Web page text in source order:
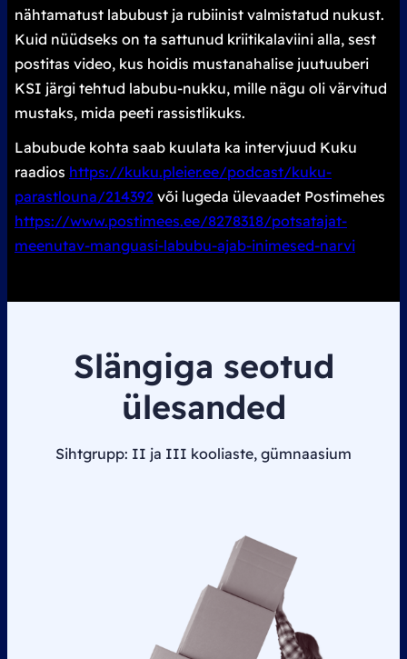
nähtamatust labubust ja rubiinist valmistatud nukust.
Kuid nüüdseks on ta sattunud kriitikalaviini alla, sest
postitas video, kus hoidis mustanahalise juutuuberi
KSI järgi tehtud labubu-nukku, mille nägu oli värvitud
mustaks, mida peeti rassistlikuks.
Labubude kohta saab kuulata ka intervjuud Kuku
raadios https://kuku.pleier.ee/podcast/kuku-
parastlouna/214392 või lugeda ülevaadet Postimehes
https://www.postimees.ee/8278318/potsatajat-
meenutav-manguasi-labubu-ajab-inimesed-narvi
Slängiga seotud
ülesanded
Sihtgrupp: II ja III kooliaste, gümnaasium